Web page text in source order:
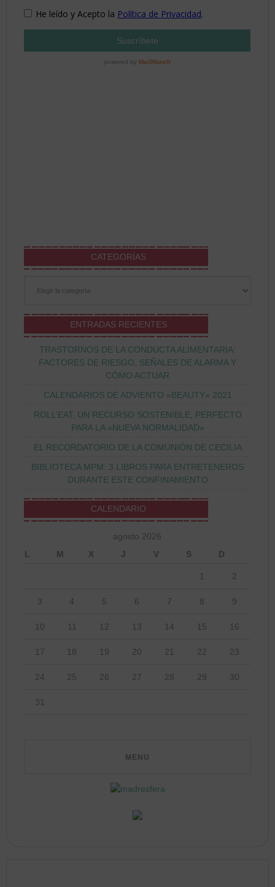
CATEGORÍAS
ENTRADAS RECIENTES
TRASTORNOS DE LA CONDUCTA ALIMENTARIA:
FACTORES DE RIESGO, SEÑALES DE ALARMA Y
CÓMO ACTUAR
CALENDARIOS DE ADVIENTO «BEAUTY» 2021
ROLL’EAT, UN RECURSO SOSTENIBLE, PERFECTO
PARA LA «NUEVA NORMALIDAD»
EL RECORDATORIO DE LA COMUNIÓN DE CECILIA
BIBLIOTECA MPM: 3 LIBROS PARA ENTRETENEROS
DURANTE ESTE CONFINAMIENTO
CALENDARIO
agosto 2026
L
M X J V S D
1 2
3 4 5 6 7 8 9
10 11 12 13 14 15 16
17 18 19 20 21 22 23
24 25 26 27 28 29 30
31